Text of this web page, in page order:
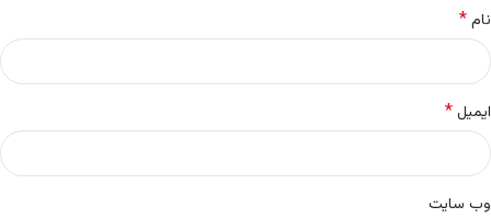
نام*
ایمیل*
وب‌ سایت